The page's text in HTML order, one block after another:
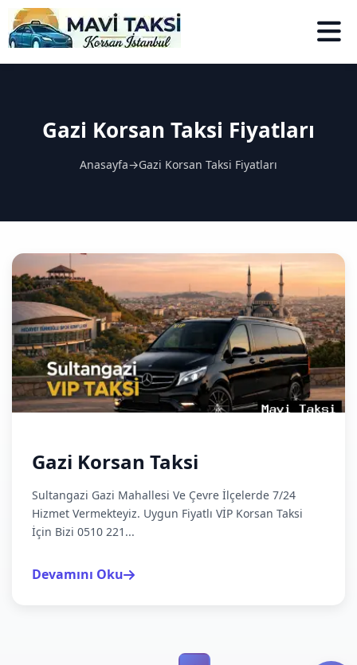
Gazi Korsan Taksi Fiyatları
Anasayfa→Gazi Korsan Taksi Fiyatları
Gazi Korsan Taksi
Sultangazi Gazi Mahallesi Ve Çevre İlçelerde 7/24
Hizmet Vermekteyiz. Uygun Fiyatlı VİP Korsan Taksi
İçin Bizi 0510 221...
Devamını Oku